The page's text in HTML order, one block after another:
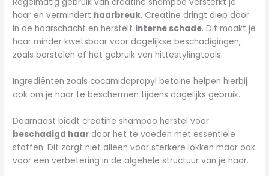
haar en vermindert haarbreuk. Creatine dringt diep door
in de haarschacht en herstelt interne schade. Dit maakt je
haar minder kwetsbaar voor dagelijkse beschadigingen,
zoals borstelen of het gebruik van hittestylingtools.
Ingrediënten zoals cocamidopropyl betaine helpen hierbij
ook om je haar te beschermen tijdens dagelijks gebruik.
Daarnaast biedt creatine shampoo herstel voor
beschadigd haar door het te voeden met essentiële
stoffen. Dit zorgt niet alleen voor sterkere lokken maar ook
voor een verbetering in de algehele structuur van je haar.